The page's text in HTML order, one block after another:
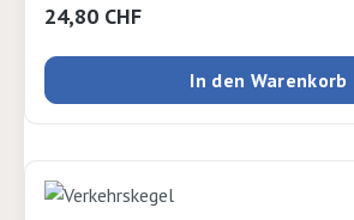
KörbchenØ 8cm.
Regulärer Preis:
24,80 CHF
In den Warenkorb